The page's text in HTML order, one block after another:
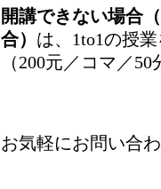
開講できない場合
合） は、1to1の授
（200元／コマ／50
お気軽にお問い合